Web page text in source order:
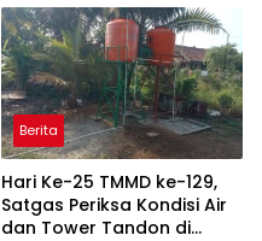
Berita
Hari Ke-25 TMMD ke-129,
Satgas Periksa Kondisi Air
dan Tower Tandon di